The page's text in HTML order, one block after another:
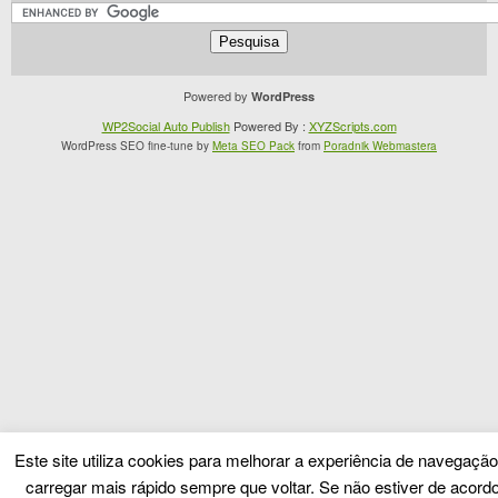
Powered by WordPress
Este site utiliza cookies para melhorar a experiência de
carregar mais rápido sempre que voltar. Se não estiver de
WP2Social Auto PublishPowered By : XYZScripts.com
WordPress SEO fine-tune by Meta SEO Pack from Poradnik Webmastera